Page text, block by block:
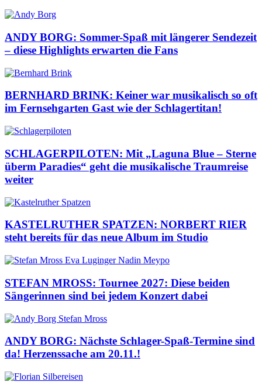
ANDY BORG: Sommer-Spaß mit längerer Sendezeit
– diese Highlights erwarten die Fans
BERNHARD BRINK: Keiner war musikalisch so oft
im Fernsehgarten Gast wie der Schlagertitan!
SCHLAGERPILOTEN: Mit „Laguna Blue – Sterne
überm Paradies“ geht die musikalische Traumreise
weiter
KASTELRUTHER SPATZEN: NORBERT RIER
steht bereits für das neue Album im Studio
STEFAN MROSS: Tournee 2027: Diese beiden
Sängerinnen sind bei jedem Konzert dabei
ANDY BORG: Nächste Schlager-Spaß-Termine sind
da! Herzenssache am 20.11.!